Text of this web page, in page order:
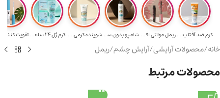
کرم ضد آفتاب حا... ریمل مولتی افکت... شامپو بدون سولف... شوینده کرمی صور... کرم ژل ۲۴ ساعته... تقویت‌ کننده
خانه/محصولات آرایشی/آرایش چشم/ریمل
محصولات مرتبط